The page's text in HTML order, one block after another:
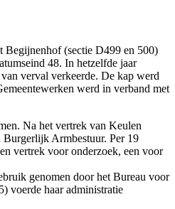
Begijnenhof (sectie D499 en 500)
48. In hetzelfde jaar
verval verkeerde. De kap werd
werd in verband met
Na het vertrek van Keulen
Burgerlijk Armbestuur. Per 19
vertrek voor onderzoek, een voor
genomen door het Bureau voor
voerde haar administratie